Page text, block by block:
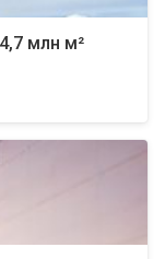
млн ​​м²